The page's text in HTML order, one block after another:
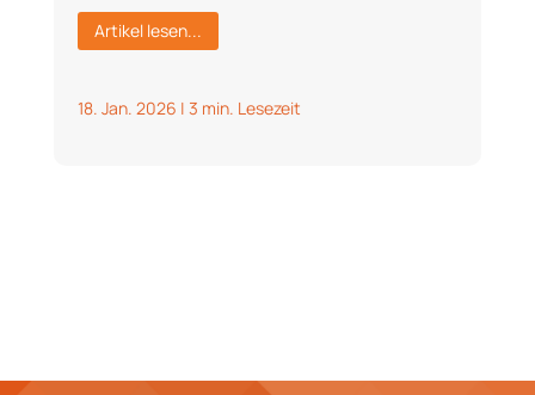
Artikel lesen...
18. Jan. 2026 | 3 min. Lesezeit